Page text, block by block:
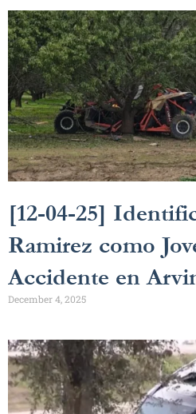
[12-04-25]
Ramirez como
Accidente en
December 4, 2025